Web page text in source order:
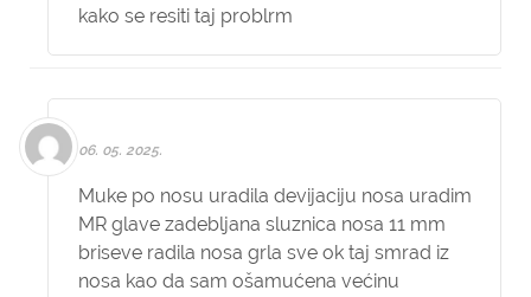
kako se resiti taj problrm
06. 05. 2025.
Muke po nosu uradila devijaciju nosa uradim
MR glave zadebljana sluznica nosa 11 mm
briseve radila nosa grla sve ok taj smrad iz
nosa kao da sam ošamućena većinu